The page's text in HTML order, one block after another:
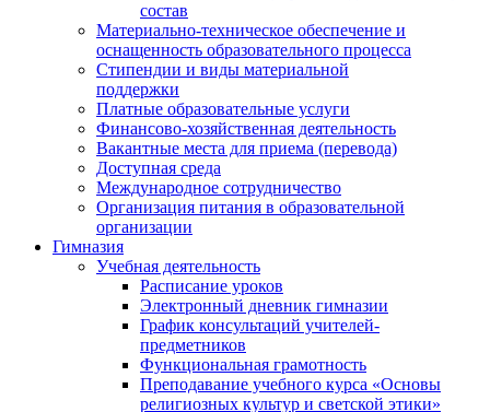
состав
Материально-техническое обеспечение и
оснащенность образовательного процесса
Стипендии и виды материальной
поддержки
Платные образовательные услуги
Финансово-хозяйственная деятельность
Вакантные места для приема (перевода)
Доступная среда
Международное сотрудничество
Организация питания в образовательной
организации
Гимназия
Учебная деятельность
Расписание уроков
Электронный дневник гимназии
График консультаций учителей-
предметников
Функциональная грамотность
Преподавание учебного курса «Основы
религиозных культур и светской этики»